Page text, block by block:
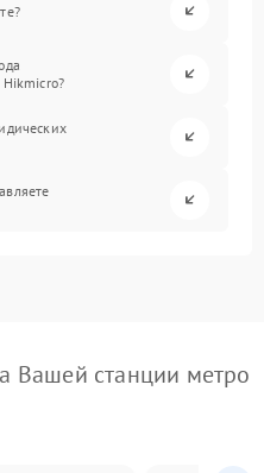
Hikmicro?
Вашей станции метро